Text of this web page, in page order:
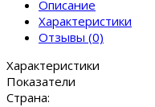
Описание
Характеристики
Отзывы (0)
Характеристики
Показатели
Страна: